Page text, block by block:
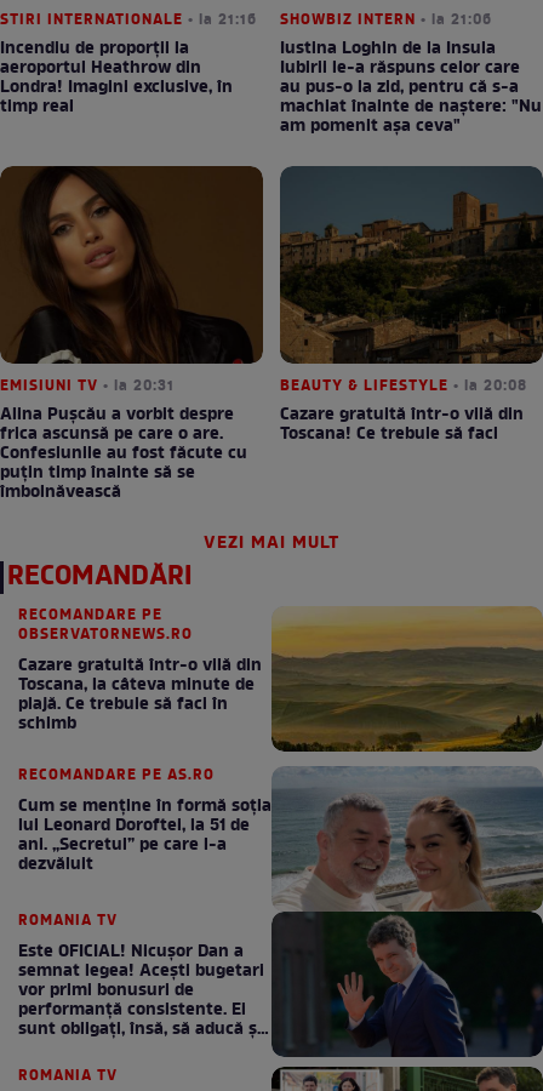
STIRI INTERNATIONALE • la 21:16
Incendiu de proporții la
aeroportul Heathrow din
Londra! Imagini exclusive, în
timp real
SHOWBIZ INTERN • la 21:06
Iustina Loghin de la Insula
Iubirii le-a răspuns celor care
au pus-o la zid, pentru că s-a
machiat înainte de naștere: "Nu
am pomenit așa ceva"
EMISIUNI TV • la 20:31
Alina Pușcău a vorbit despre
frica ascunsă pe care o are.
Confesiunile au fost făcute cu
puțin timp înainte să se
îmbolnăvească
BEAUTY & LIFESTYLE • la 20:08
Cazare gratuită într-o vilă din
Toscana! Ce trebuie să faci
VEZI MAI MULT
RECOMANDĂRI
RECOMANDARE PE
OBSERVATORNEWS.RO
Cazare gratuită într-o vilă din
Toscana, la câteva minute de
plajă. Ce trebuie să faci în
schimb
RECOMANDARE PE AS.RO
Cum se menţine în formă soţia
lui Leonard Doroftei, la 51 de
ani. „Secretul” pe care l-a
dezvăluit
ROMANIA TV
Este OFICIAL! Nicușor Dan a
semnat legea! Acești bugetari
vor primi bonusuri de
performanță consistente. Ei
sunt obligați, însă, să aducă și
ROMANIA TV